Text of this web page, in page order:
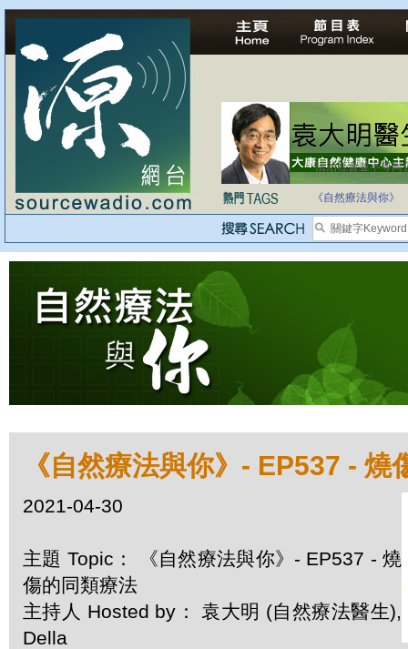
法治社會並不等同
《自然療法與你》
《自然療法與你》- EP537 - 燒
2021-04-30
主題 Topic： 《自然療法與你》- EP537 - 燒
傷的同類療法
主持人 Hosted by： 袁大明 (自然療法醫生),
Della